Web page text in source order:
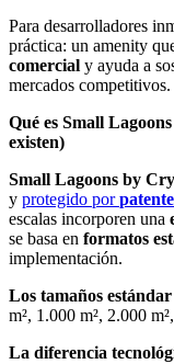
Para desarrolladores
práctica: un amenity
comercial y ayuda a
mercados competitivos.
Qué es Small
existen)
Small Lagoons by
y protegido por
escalas incorporen una
se basa en formatos
implementación.
Los tamaños
m², 1.000 m², 2.000
La diferencia